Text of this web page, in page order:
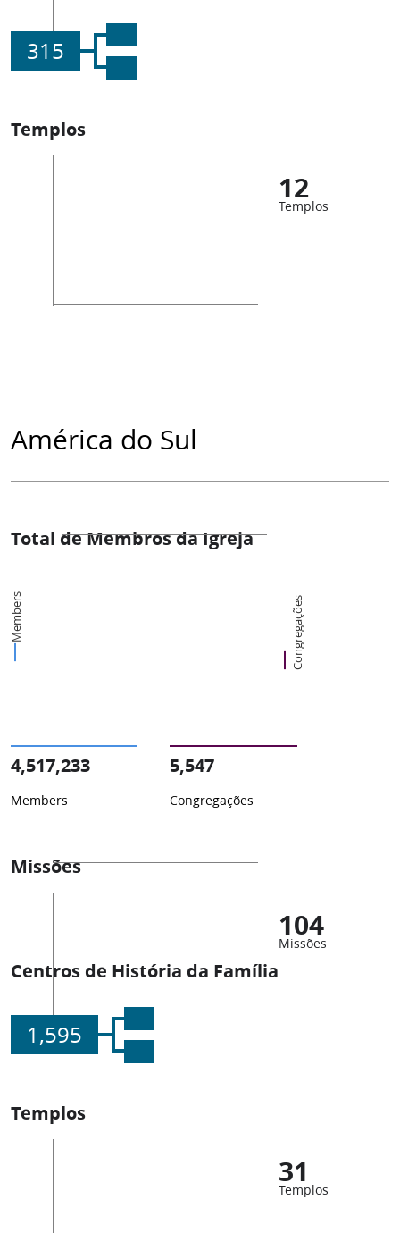
315
Templos
12
Templos
América do Sul
Total de Membros da Igreja
Members Congregações
4,517,233
Members
5,547
Congregações
Missões
104
Missões
Centros de História da Família
1,595
Templos
31
Templos